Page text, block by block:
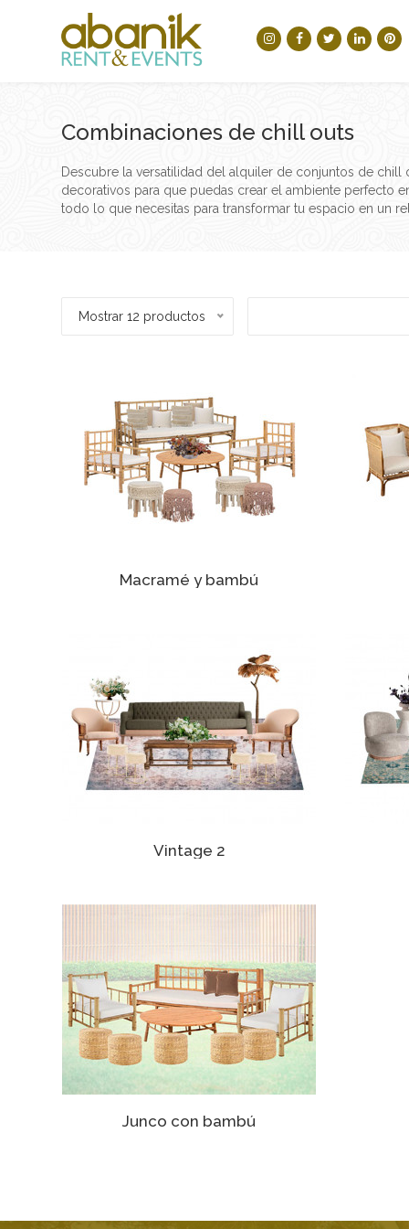
Combinaciones de chill outs
Descubre la versatilidad del alquiler de conjuntos de
decorativos para que puedas crear el ambiente perfecto
todo lo que necesitas para transformar tu espacio en un
Mostrar 12 productos
Macramé y bambú
Vintage 2
Junco con bambú